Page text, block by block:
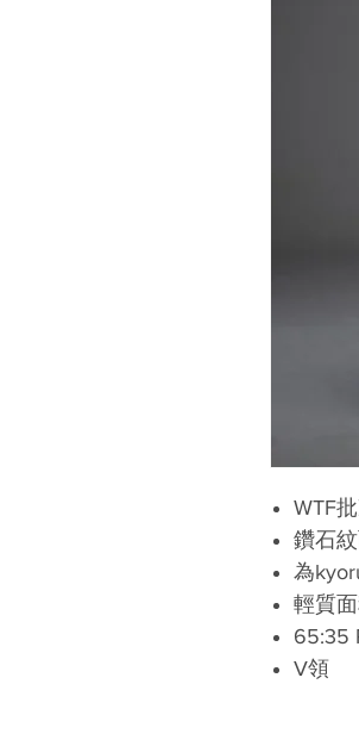
WTF
鑽石
為
輕質
65:35
V領